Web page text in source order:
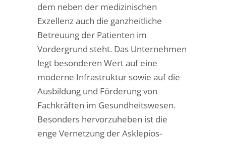
dem neben der medizinischen
Exzellenz auch die ganzheitliche
Betreuung der Patienten im
Vordergrund steht. Das Unternehmen
legt besonderen Wert auf eine
moderne Infrastruktur sowie auf die
Ausbildung und Förderung von
Fachkräften im Gesundheitswesen.
Besonders hervorzuheben ist die
enge Vernetzung der Asklepios-